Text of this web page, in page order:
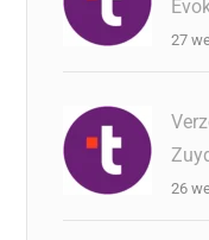
27
26